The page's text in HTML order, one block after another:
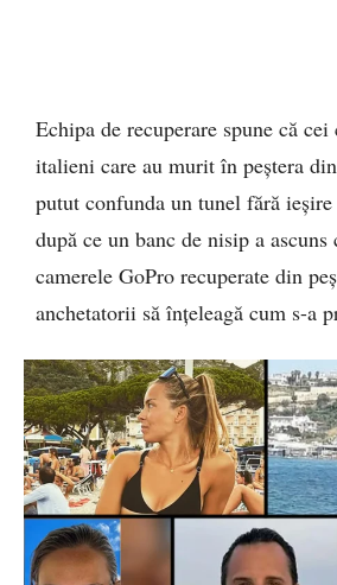
Echipa de recuperare spune că
italieni care au murit în peștera din
putut confunda un tunel fără ieșire
după ce un banc de nisip a
camerele GoPro recuperate din
anchetatorii să înțeleagă cum s-a